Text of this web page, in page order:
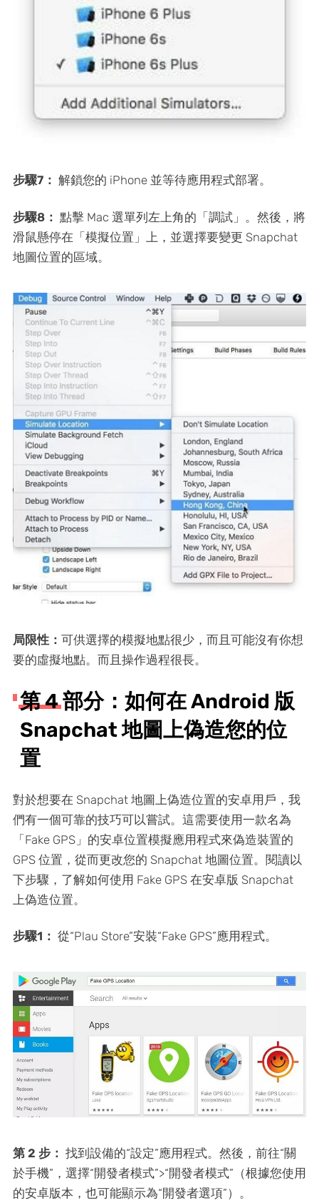
步驟7： 解鎖您的 iPhone 並等待應用程式部署。
步驟8： 點擊 Mac 選單列左上角的「調試」。然後，將
滑鼠懸停在「模擬位置」上，並選擇要變更 Snapchat
地圖位置的區域。
局限性： 可供選擇的模擬地點很少，而且可能沒有你想
要的虛擬地點。而且操作過程很長。
第 4 部分：如何在 Android 版
Snapchat 地圖上偽造您的位
置
對於想要在 Snapchat 地圖上偽造位置的安卓用戶，我
們有一個可靠的技巧可以嘗試。這需要使用一款名為
「Fake GPS」的安卓位置模擬應用程式來偽造裝置的
GPS 位置，從而更改您的 Snapchat 地圖位置。閱讀以
下步驟，了解如何使用 Fake GPS 在安卓版 Snapchat
上偽造位置。
步驟1： 從“Plau Store”安裝“Fake GPS”應用程式。
第 2 步： 找到設備的“設定”應用程式。然後，前往“關
於手機”，選擇“開發者模式”>“開發者模式”（根據您使用
的安卓版本，也可能顯示為“開發者選項”）。